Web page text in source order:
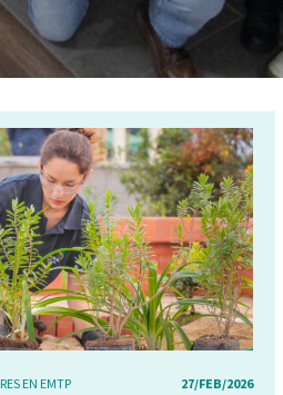
EN EMTP 27/FEB/2026